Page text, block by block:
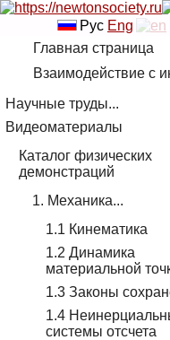
Рус Eng
Главная страница
Взаимодействие с
Научные труды...
Видеоматериалы
Каталог физических
демонстраций
1. Механика...
1.1 Кинематика
1.2 Динамика
материальной
1.3 Законы
1.4
системы отсчета